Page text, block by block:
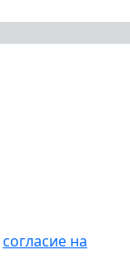
согласие на